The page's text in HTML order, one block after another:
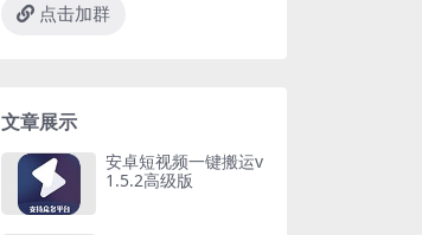
点击加群
文章展示
安卓短视频一键搬运v
1.5.2高级版